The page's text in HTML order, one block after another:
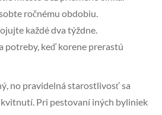
ročnému obdobiu.
každé dva týždne.
potreby, keď korene prerastú
no pravidelná starostlivosť sa
Pri pestovaní iných byliniek